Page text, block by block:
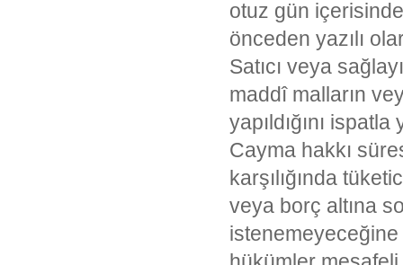
otuz gün
önceden yazılı
Satıcı veya
maddî malların
yapıldığını
Cayma hakkı
karşılığında
veya borç altına
istenemeyeceğine